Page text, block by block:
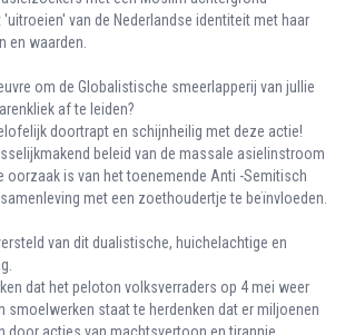
van de Nederlandse identiteit met haar
en waarden.
om de Globalistische smeerlapperij van jullie
af te leiden?
doortrapt en schijnheilig met deze actie!
beleid van de massale asielinstroom
oorzaak is van het toenemende Anti -Semitisch
met een zoethoudertje te beïnvloeden.
van dit dualistische, huichelachtige en
dat het peloton volksverraders op 4 mei weer
smoelwerken staat te herdenken dat er miljoenen